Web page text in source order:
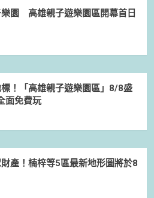
園 高雄親子遊樂園區開幕首日
！「高雄親子遊樂園區」8/8盛
面免費玩
產！楠梓等5區最新地形圖將於8